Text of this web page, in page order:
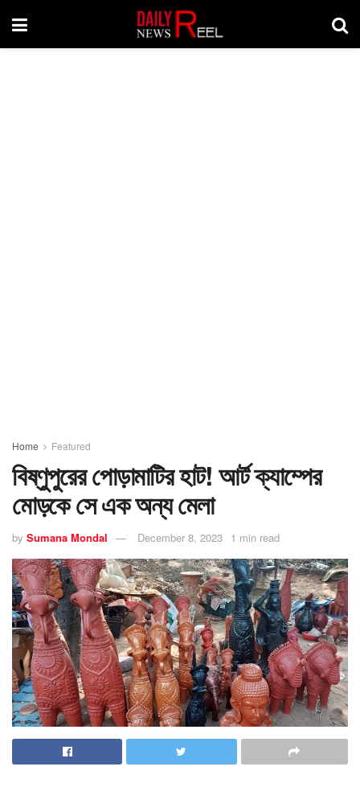
Home Featured
বিষ্ণুপুরের পোড়ামাটির হাট! আর্ট ক্যাম্পের
মোড়কে সে এক অন্য মেলা
by Sumana Mondal December 8, 2023 1 min read